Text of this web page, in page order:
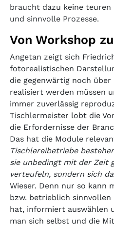
braucht dazu keine
und sinnvolle Prozesse.
Von Workshop
Angetan zeigt sich
fotorealistischen
die gegenwärtig noch
realisiert werden müssen
immer zuverlässig
Tischlermeister lobt die
die Erfordernisse der
Das hat die Module
Tischlereibetriebe
sie unbedingt mit der Zeit
verteufeln, sondern sich
Wieser. Denn nur so kann
bzw. betrieblich sinnvollen
hat, informiert auswählen
man sich selbst und die